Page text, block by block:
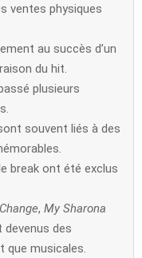
ventes physiques
au succès d’un
du hit.
plusieurs
souvent liés à des
break ont été exclus
, My Sharona
devenus des
musicales.